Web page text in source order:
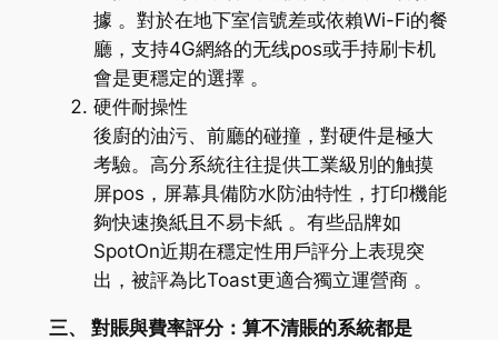
據 。對於在地下室信號差或依賴Wi-Fi的餐
廳，支持4G網絡的无线pos或手持刷卡机
會是更穩定的選擇 。
硬件耐操性
後廚的油污、前廳的碰撞，對硬件是極大
考驗。高分系統往往提供工業級別的触摸
屏pos，屏幕具備防水防油特性，打印機能
夠快速換紙且不易卡紙 。有些品牌如
SpotOn近期在穩定性用戶評分上表現突
出，被評為比Toast更適合獨立運營商 。
三、 對賬與費率評分：算不清賬的系統都是